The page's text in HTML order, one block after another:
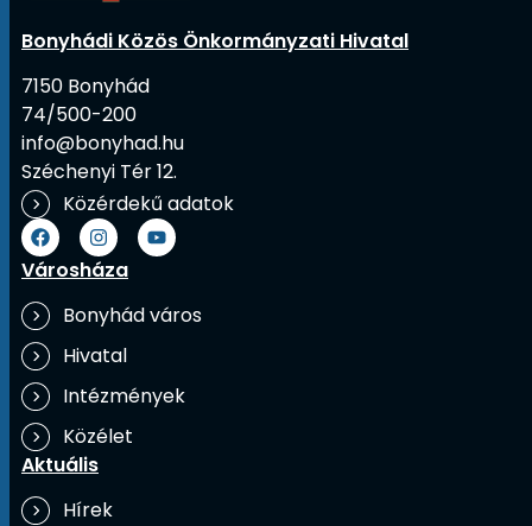
Bonyhádi Közös Önkormányzati Hivatal
7150 Bonyhád
74/500-200
info@bonyhad.hu
Széchenyi Tér 12.
Közérdekű adatok
Városháza
Bonyhád város
Hivatal
Intézmények
Közélet
Aktuális
Hírek